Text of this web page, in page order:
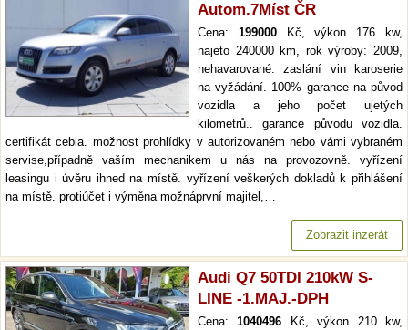
Autom.7Míst ČR
Cena: 199000Kč, výkon 176 kw,
najeto 240000 km, rok výroby: 2009,
nehavarované. zaslání vin karoserie
na vyžádání. 100% garance na původ
vozidla a jeho počet ujetých
kilometrů.. garance původu vozidla.
certifikát cebia. možnost prohlídky v autorizovaném nebo vámi vybraném
servise,případně vaším mechanikem u nás na provozovně. vyřízení
leasingu i úvěru ihned na místě. vyřízení veškerých dokladů k přihlášení
na místě. protiúčet i výměna možnáprvní majitel,…
Zobrazit inzerát
Audi Q7 50TDI 210kW S-
LINE -1.MAJ.-DPH
Cena:1040496 Kč, výkon 210 kw,